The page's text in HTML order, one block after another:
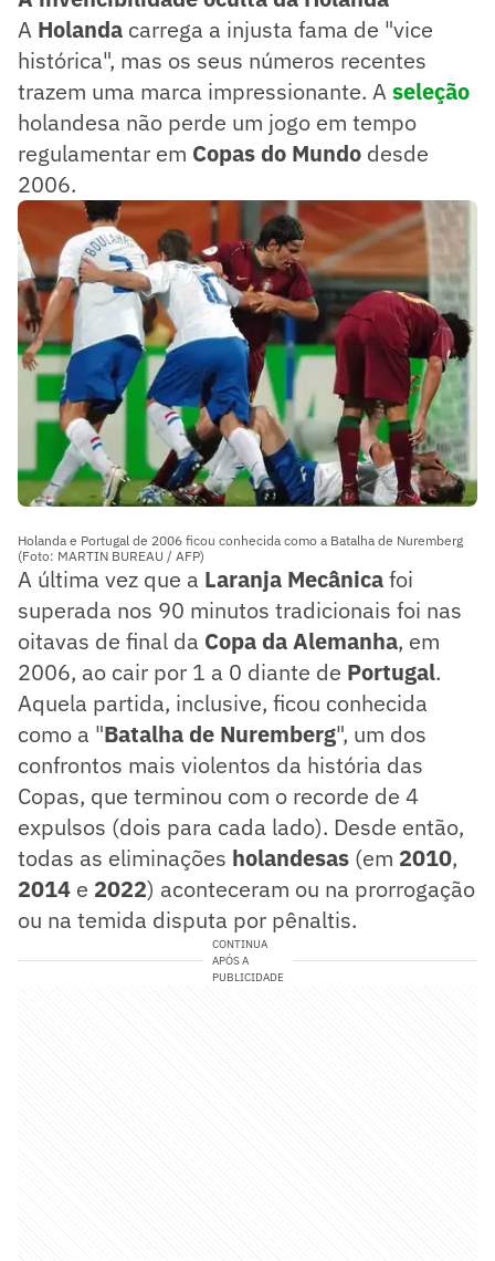
A Holanda carrega a injusta fama de "vice
histórica", mas os seus números recentes
trazem uma marca impressionante. Aseleção
holandesa não perde um jogo em tempo
regulamentar em Copas do Mundo desde
2006.
Holanda e Portugal de 2006 ficou conhecida como a Batalha de Nuremberg
(Foto: MARTIN BUREAU / AFP)
A última vez que a Laranja Mecânicafoi
superada nos 90 minutos tradicionais foi nas
oitavas de final da Copa da Alemanha, em
2006, ao cair por 1 a 0 diante de Portugal.
Aquela partida, inclusive, ficou conhecida
como a "Batalha de Nuremberg", um dos
confrontos mais violentos da história das
Copas, que terminou com o recorde de 4
expulsos (dois para cada lado). Desde então,
todas as eliminações holandesas (em 2010,
2014 e 2022) aconteceram ou na prorrogação
ou na temida disputa por pênaltis.
CONTINUA
APÓS A
PUBLICIDADE